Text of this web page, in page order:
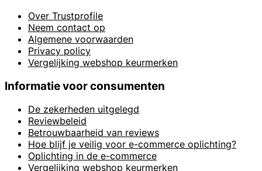
Over Trustprofile
Neem contact op
Algemene voorwaarden
Privacy policy
Vergelijking webshop keurmerken
Informatie voor consumenten
De zekerheden uitgelegd
Reviewbeleid
Betrouwbaarheid van reviews
Hoe blijf je veilig voor e-commerce oplichting?
Oplichting in de e-commerce
Vergelijking webshop keurmerken